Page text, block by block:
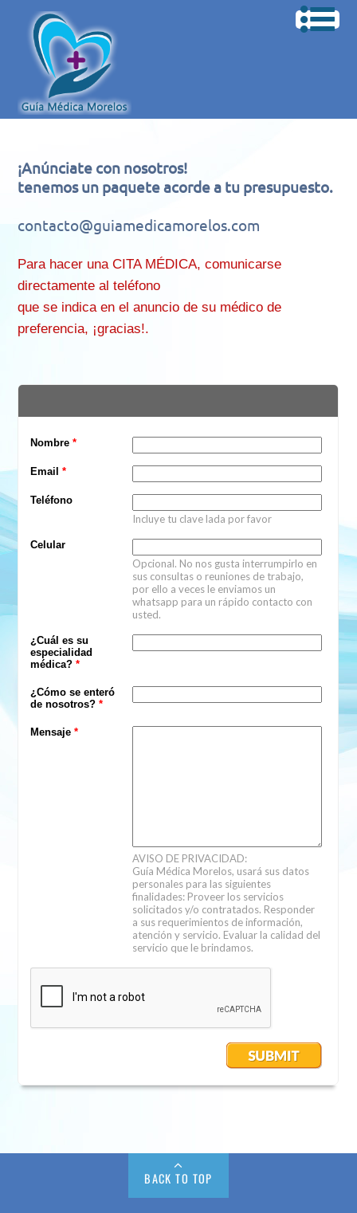
¡Anúnciate con nosotros!
tenemos un paquete acorde a tu presupuesto.
contacto@guiamedicamorelos.com
Para hacer una CITA MÉDICA, comunicarse
directamente al teléfono
que se indica en el anuncio de su médico de
preferencia, ¡gracias!.
BACK TO TOP